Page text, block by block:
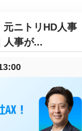
元ニトリHD人事
人事が...